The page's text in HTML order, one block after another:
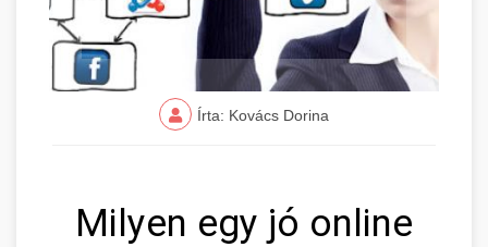
Írta: Kovács Dorina
Milyen egy jó online